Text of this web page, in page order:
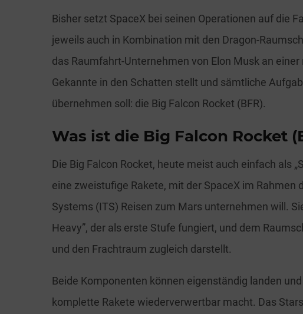
Bisher setzt SpaceX bei seinen Operationen auf die
jeweils auch in Kombination mit den Dragon-
das Raumfahrt-Unternehmen von Elon Musk an
Gekannte in den Schatten stellt und sämtliche
übernehmen soll: die Big Falcon Rocket (BFR).
Was ist die Big Falcon Rocket
Die Big Falcon Rocket, heute meist auch einfach als
eine zweistufige Rakete, mit der SpaceX im Rahmen
Systems (ITS) Reisen zum Mars unternehmen will.
Heavy”, der als erste Stufe fungiert, und dem
und den Frachtraum zugleich darstellt.
Beide Komponenten können eigenständig landen
komplette Rakete wiederverwertbar macht. Das